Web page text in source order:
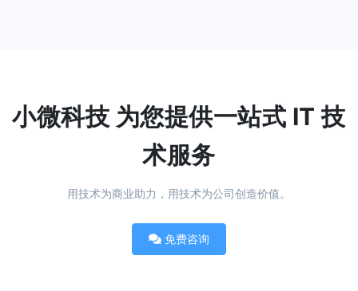
小微科技 为您提供一站式 IT 技
术服务
用技术为商业助力，用技术为公司创造价值。
免费咨询